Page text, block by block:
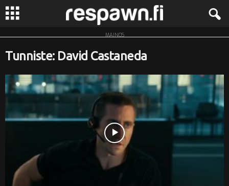
R
MAINOS
Tunniste: David Castaneda